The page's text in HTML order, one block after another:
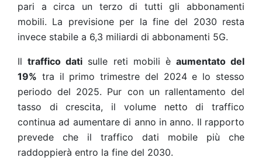
pari a circa un terzo di tutti gli abbonamenti
mobili. La previsione per la fine del 2030 resta
invece stabile a 6,3 miliardi di abbonamenti 5G.
Iltraffico dati sulle reti mobili è aumentato del
19% tra il primo trimestre del 2024 e lo stesso
periodo del 2025. Pur con un rallentamento del
tasso di crescita, il volume netto di traffico
continua ad aumentare di anno in anno. Il rapporto
prevede che il traffico dati mobile più che
raddoppierà entro la fine del 2030.